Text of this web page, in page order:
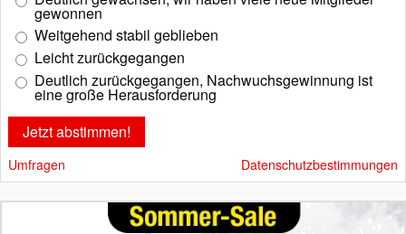
gewonnen
Weitgehend stabil geblieben
Leicht zurückgegangen
Deutlich zurückgegangen, Nachwuchsgewinnung ist
eine große Herausforderung
Umfragen Datenschutzbestimmungen